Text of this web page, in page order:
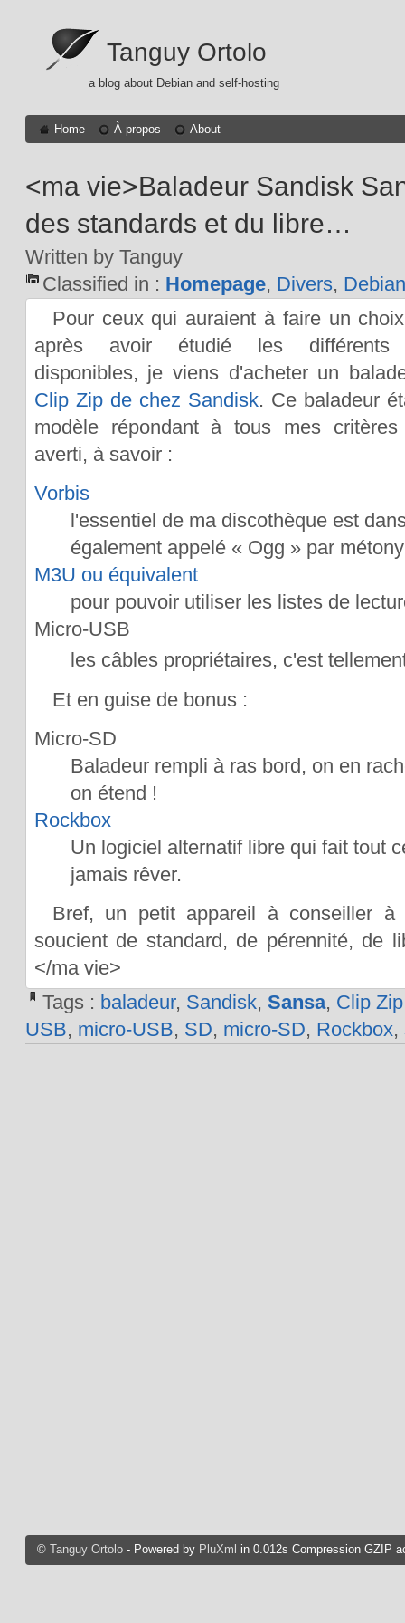
Tanguy Ortolo
a blog about Debian and self-hosting
Home À propos About
<ma vie>Baladeur Sandisk
des standards et du libre…
Written by Tanguy
Classified in : Homepage, Divers,
Pour ceux qui auraient à faire un
après avoir étudié les différents
disponibles, je viens d'acheter un
Clip Zip de chez Sandisk. Ce baladeur
modèle répondant à tous mes
averti, à savoir :
Vorbis
l'essentiel de ma discothèque est
également appelé « Ogg » par
M3U ou équivalent
pour pouvoir utiliser les listes de
Micro-USB
les câbles propriétaires, c'est
Et en guise de bonus :
Micro-SD
Baladeur rempli à ras bord, on en
on étend !
Rockbox
Un logiciel alternatif libre qui fait tout
jamais rêver.
Bref, un petit appareil à conseiller
soucient de standard, de pérennité, de
</ma vie>
Tags : baladeur, Sandisk, Sansa, Clip Zip
USB, micro-USB, SD, micro-SD, Rockbox,
© Tanguy Ortolo- Powered by PluXml in 0.012s Compression GZIP